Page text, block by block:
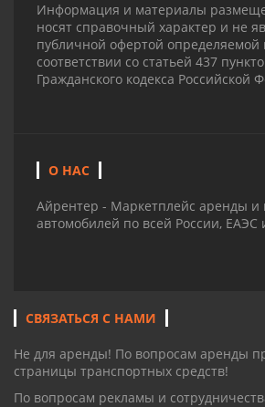
Информация и материалы
носят справочный характер и не
публичной офертой
соответствии со статьей 437
Гражданского кодекса Российской
О НАС
Айрентер - Маркетплейс аренды и
автомобилей по всей России, ЕАЭС
СВЯЗАТЬСЯ С НАМИ
Не для аренды! По вопросам аренды
страницы транспортных средств!
По вопросам рекламы и